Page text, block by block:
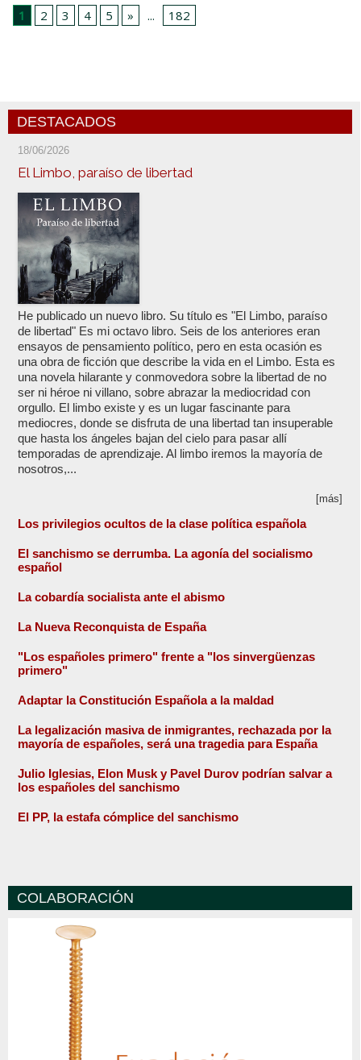
1
2 3 4 5 » ... 182
DESTACADOS
18/06/2026
El Limbo, paraíso de libertad
He publicado un nuevo libro. Su título es "El Limbo, paraíso
de libertad" Es mi octavo libro. Seis de los anteriores eran
ensayos de pensamiento político, pero en esta ocasión es
una obra de ficción que describe la vida en el Limbo. Esta es
una novela hilarante y conmovedora sobre la libertad de no
ser ni héroe ni villano, sobre abrazar la mediocridad con
orgullo. El limbo existe y es un lugar fascinante para
mediocres, donde se disfruta de una libertad tan insuperable
que hasta los ángeles bajan del cielo para pasar allí
temporadas de aprendizaje. Al limbo iremos la mayoría de
nosotros,...
[más]
Los privilegios ocultos de la clase política española
El sanchismo se derrumba. La agonía del socialismo
español
La cobardía socialista ante el abismo
La Nueva Reconquista de España
"Los españoles primero" frente a "los sinvergüenzas
primero"
Adaptar la Constitución Española a la maldad
La legalización masiva de inmigrantes, rechazada por la
mayoría de españoles, será una tragedia para España
Julio Iglesias, Elon Musk y Pavel Durov podrían salvar a
los españoles del sanchismo
El PP, la estafa cómplice del sanchismo
COLABORACIÓN